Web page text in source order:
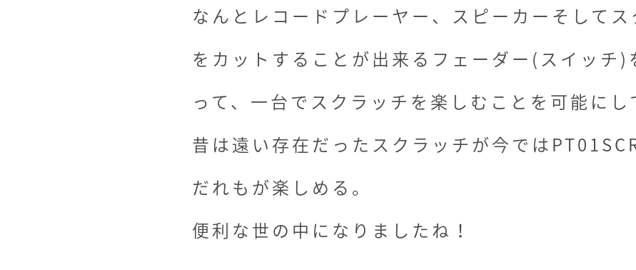
なんとレコードプレーヤー、スピーカーそして
をカットすることが出来るフェーダー(スイッチ)
って、一台でスクラッチを楽しむことを可能にし
昔は遠い存在だったスクラッチが今では
だれもが楽しめる。
便利な世の中になりましたね！